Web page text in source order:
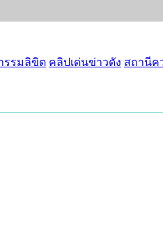
รรมลิขิต คลิปเด่นข่าวดัง สถานีค